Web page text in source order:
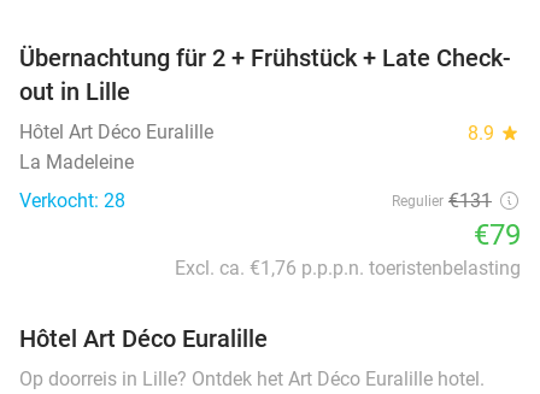
Übernachtung für 2 + Frühstück + Late Check-
out in Lille
Hôtel Art Déco Euralille 8.9 star
La Madeleine
Verkocht: 28
Regulier €131
€79
Excl. ca. €1,76 p.p.p.n. toeristenbelasting
Hôtel Art Déco Euralille
Op doorreis in Lille? Ontdek het Art Déco Euralille hotel.